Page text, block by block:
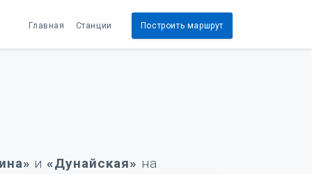
Главная Станции Построить маршрут
и«Дунайская» на